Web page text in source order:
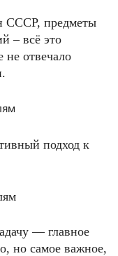
СССР, предметы
– всё это
отвечало
подход к
— главное
но самое важное,